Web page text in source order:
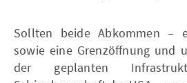
Sollten beide Abkommen –
sowie eine Grenzöffnung und
der geplanten